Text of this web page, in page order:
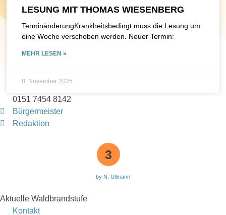
LESUNG MIT THOMAS WIESENBERG
TerminänderungKrankheitsbedingt muss die Lesung um
eine Woche verschoben werden. Neuer Termin:
MEHR LESEN »
8. November 2025
0151 7454 8142
Bürgermeister
Redaktion
3
by N. Ullmann
Aktuelle Waldbrandstufe
Kontakt